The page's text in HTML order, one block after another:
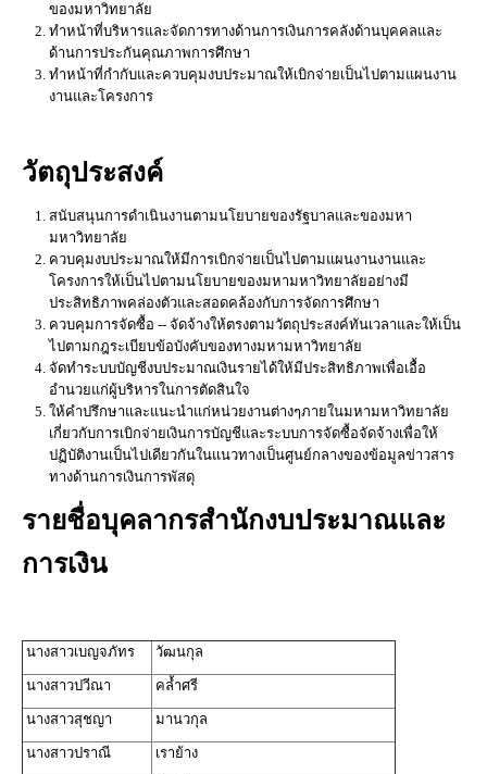
ของมหาวิทยาลัย
ทำหน้าที่บริหารและจัดการทางด้านการเงินการคลังด้านบุคคลและ
ด้านการประกันคุณภาพการศึกษา
ทำหน้าที่กำกับและควบคุมงบประมาณให้เบิกจ่ายเป็นไปตามแผนงาน
งานและโครงการ
วัตถุประสงค์
สนับสนุนการดำเนินงานตามนโยบายของรัฐบาลและของมหา
มหาวิทยาลัย
ควบคุมงบประมาณให้มีการเบิกจ่ายเป็นไปตามแผนงานงานและ
โครงการให้เป็นไปตามนโยบายของมหามหาวิทยาลัยอย่างมี
ประสิทธิภาพคล่องตัวและสอดคล้องกับการจัดการศึกษา
ควบคุมการจัดซื้อ -- จัดจ้างให้ตรงตามวัตถุประสงค์ทันเวลาและให้เป็น
ไปตามกฎระเบียบข้อบังคับของทางมหามหาวิทยาลัย
จัดทำระบบบัญชีงบประมาณเงินรายได้ให้มีประสิทธิภาพเพื่อเอื้อ
อำนวยแก่ผู้บริหารในการตัดสินใจ
ให้คำปรึกษาและแนะนำแก่หน่วยงานต่างๆภายในมหามหาวิทยาลัย
เกี่ยวกับการเบิกจ่ายเงินการบัญชีและระบบการจัดซื้อจัดจ้างเพื่อให้
ปฏิบัติงานเป็นไปเดียวกันในแนวทางเป็นศูนย์กลางของข้อมูลข่าวสาร
ทางด้านการเงินการพัสดุ
รายชื่อบุคลากรสำนักงบประมาณและ
การเงิน
นางสาวเบญจภัทร วัฒนกุล
นางสาวปวีณา คล้ำศรี
นางสาวสุชญา มานวกุล
นางสาวปราณี เราย้าง